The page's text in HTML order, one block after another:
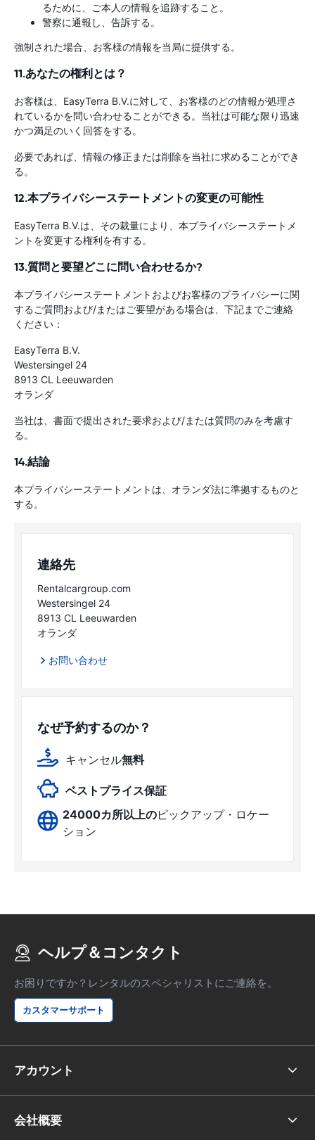
るために、ご本人の情報を追跡すること。
警察に通報し、告訴する。
強制された場合、お客様の情報を当局に提供する。
11.あなたの権利とは？
お客様は、EasyTerra B.V.に対して、お客様のどの情報が処理さ
れているかを問い合わせることができる。当社は可能な限り迅速
かつ満足のいく回答をする。
必要であれば、情報の修正または削除を当社に求めることができ
る。
12.本プライバシーステートメントの変更の可能性
EasyTerra B.V.は、その裁量により、本プライバシーステートメ
ントを変更する権利を有する。
13.質問と要望どこに問い合わせるか?
本プライバシーステートメントおよびお客様のプライバシーに関
するご質問および/またはご要望がある場合は、下記までご連絡
ください：
EasyTerra B.V.
Westersingel 24
8913 CL Leeuwarden
オランダ
当社は、書面で提出された要求および/または質問のみを考慮す
る。
14.結論
本プライバシーステートメントは、オランダ法に準拠するものと
する。
連絡先
Rentalcargroup.com
Westersingel 24
8913 CL Leeuwarden
オランダ
お問い合わせ
なぜ予約するのか？
キャンセル無料
ベストプライス保証
24000カ所以上のピックアップ・ロケー
ション
ヘルプ＆コンタクト
お困りですか？レンタルのスペシャリストにご連絡を。
カスタマーサポート
アカウント
会社概要